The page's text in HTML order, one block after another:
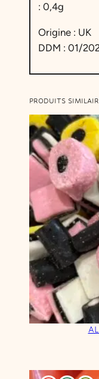
i
d
l
: 0,4g
Origine : UK
DDM : 01/
PRODUITS